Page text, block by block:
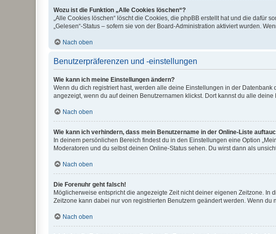
Wozu ist die Funktion „Alle Cookies löschen“?
„Alle Cookies löschen“ löscht die Cookies, die phpBB erstellt hat und die
„Gelesen“-Status – sofern sie von der Board-Administration aktiviert wurden.
Nach oben
Benutzerpräferenzen und -einstellungen
Wie kann ich meine Einstellungen ändern?
Wenn du dich registriert hast, werden alle deine Einstellungen in der
angezeigt, wenn du auf deinen Benutzernamen klickst. Dort kannst du alle deine
Nach oben
Wie kann ich verhindern, dass mein Benutzername in der Online-Liste
In deinem persönlichen Bereich findest du in den Einstellungen eine Option
Moderatoren und du selbst deinen Online-Status sehen. Du wirst dann als
Nach oben
Die Forenuhr geht falsch!
Möglicherweise entspricht die angezeigte Zeit nicht deiner eigenen Zeitzone. In
Zeitzone kann dabei nur von registrierten Benutzern geändert werden. Wenn du
Nach oben